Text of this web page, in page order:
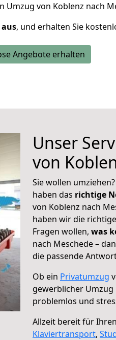
von Koblenz nach
, und erhalten Sie
Angebote erhalten
Unser
von
Sie wollen
haben das richtige
von Koblenz nach
haben wir die
Fragen wollen, was
nach Meschede –
die passende
Ob ein Privatumzug
gewerblicher Umzug
problemlos und
Allzeit bereit für Ihren
Klaviertransport,